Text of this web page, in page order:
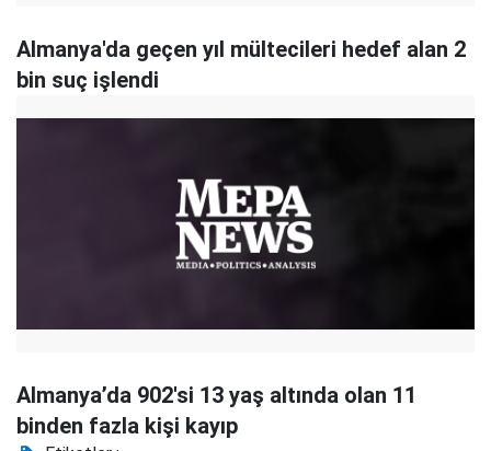
Almanya'da geçen yıl mültecileri hedef alan 2
bin suç işlendi
Almanya’da 902'si 13 yaş altında olan 11
binden fazla kişi kayıp